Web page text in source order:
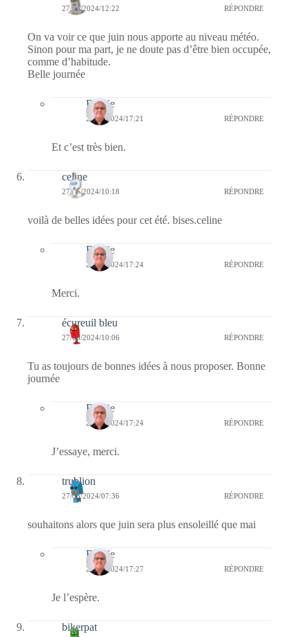
27/05/2024/12:22 RÉPONDRE
On va voir ce que juin nous apporte au niveau météo.
Sinon pour ma part, je ne doute pas d’être bien occupée,
comme d’habitude.
Belle journée
Bernie
27/05/2024/17:21 RÉPONDRE
Et c’est très bien.
celine
27/05/2024/10:18 RÉPONDRE
voilà de belles idées pour cet été. bises.celine
Bernie
27/05/2024/17:24 RÉPONDRE
Merci.
écureuil bleu
27/05/2024/10:06 RÉPONDRE
Tu as toujours de bonnes idées à nous proposer. Bonne
journée
Bernie
27/05/2024/17:24 RÉPONDRE
J’essaye, merci.
trublion
27/05/2024/07:36 RÉPONDRE
souhaitons alors que juin sera plus ensoleillé que mai
Bernie
27/05/2024/17:27 RÉPONDRE
Je l’espère.
bikerpat